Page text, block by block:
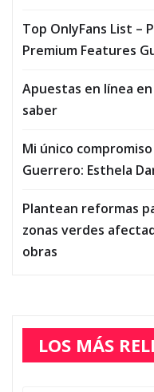
Top OnlyFans List –
Premium Features
Apuestas en línea
saber
Mi único
Guerrero: Esthela
Plantean reformas
zonas verdes
obras
LOS MÁS